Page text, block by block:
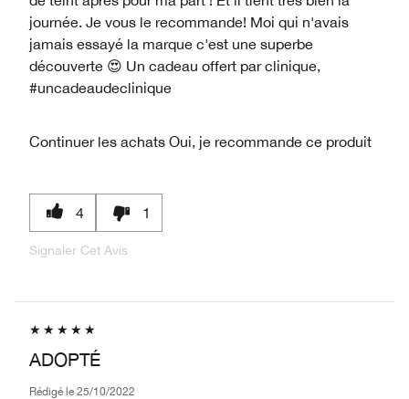
journée. Je vous le recommande! Moi qui n'avais
jamais essayé la marque c'est une superbe
découverte 😍 Un cadeau offert par clinique,
#uncadeaudeclinique
Continuer les achats Oui, je recommande ce produit
4 1
Signaler Cet Avis
ADOPTÉ
Rédigé le 25/10/2022